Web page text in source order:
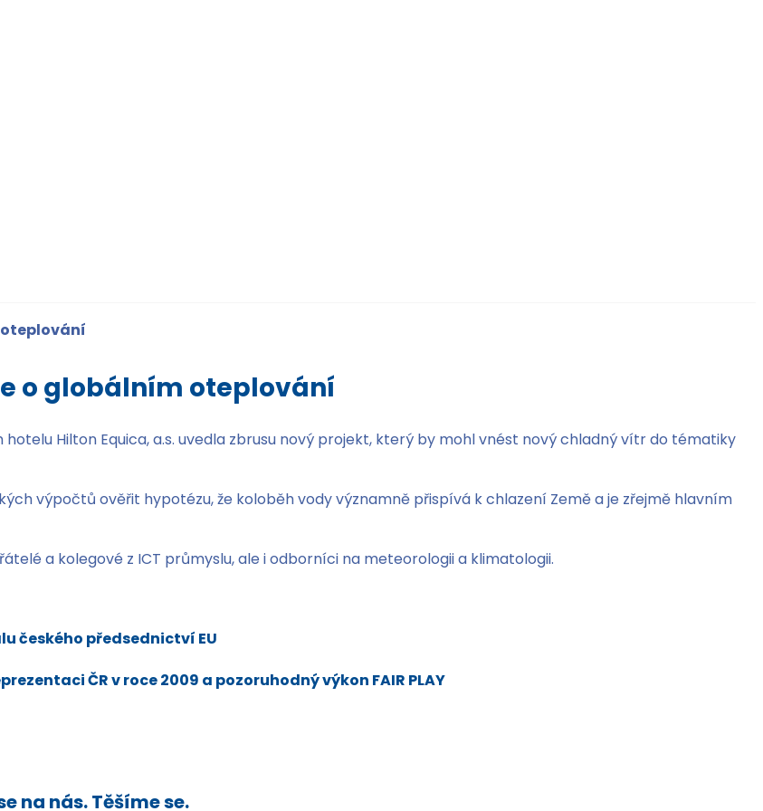
o globálním oteplování
Hilton Equica, a.s. uvedla zbrusu nový projekt, který by mohl vnést nový chladný vítr do tématiky
výpočtů ověřit hypotézu, že koloběh vody významně přispívá k chlazení Země a je zřejmě hlavním
a kolegové z ICT průmyslu, ale i odborníci na meteorologii a klimatologii.
českého předsednictví EU
ČR v roce 2009 a pozoruhodný výkon FAIR PLAY
na nás. Těšíme se.